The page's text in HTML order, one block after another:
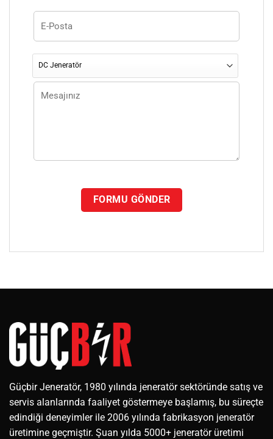
Güçbir Jeneratör, 1980 yılında jeneratör sektöründe satış ve
servis alanlarında faaliyet göstermeye başlamış, bu süreçte
edindiği deneyimler ile 2006 yılında fabrikasyon jeneratör
üretimine geçmiştir. Şuan yılda 5000+ jeneratör üretimi